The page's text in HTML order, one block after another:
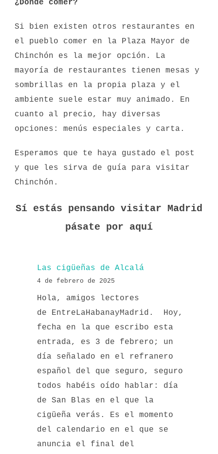
¿Dónde comer?
Si bien existen otros restaurantes en
el pueblo comer en la Plaza Mayor de
Chinchón es la mejor opción. La
mayoría de restaurantes tienen mesas y
sombrillas en la propia plaza y el
ambiente suele estar muy animado. En
cuanto al precio, hay diversas
opciones: menús especiales y carta.
Esperamos que te haya gustado el post
y que les sirva de guía para visitar
Chinchón.
Sí estás pensando visitar Madrid
pásate por aquí
Las cigüeñas de Alcalá
4 de febrero de 2025
Hola, amigos lectores
de EntreLaHabanayMadrid. Hoy,
fecha en la que escribo esta
entrada, es 3 de febrero; un
día señalado en el refranero
español del que seguro, seguro
todos habéis oído hablar: día
de San Blas en el que la
cigüeña verás. Es el momento
del calendario en el que se
anuncia el final del